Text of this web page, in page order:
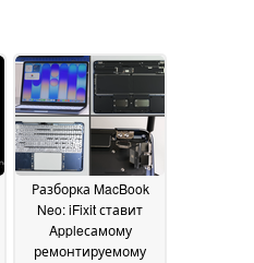
Разборка MacBook
Neo: iFixit ставит
Appleсамому
ремонтируемому